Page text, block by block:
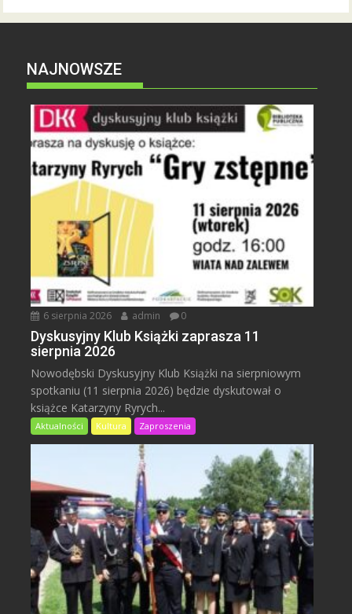
NAJNOWSZE
6 sierpnia 2026 admin 0
Dyskusyjny Klub Książki zaprasza 11
sierpnia 2026
Nowodębski Dyskusyjny Klub Książki na sierpniowym
spotkaniu (11 sierpnia 2026) będzie dyskutował o
książce Katarzyny Ryrych...
Aktualności Kultura Zaproszenia